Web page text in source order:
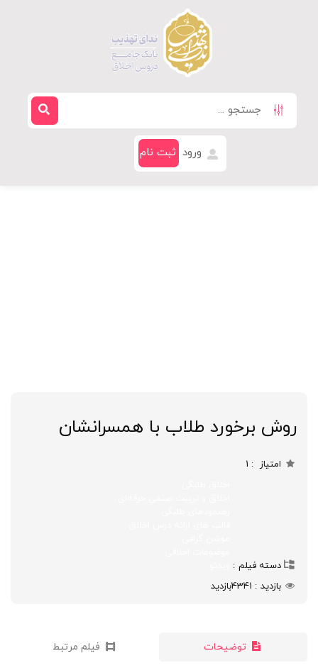
ورود ثبت نام
روش برخورد طلاب با همسرانشان
امتیاز 1
دسته فیلم
بازدید
4341بازدید
توضیحات فیلم مرتبط